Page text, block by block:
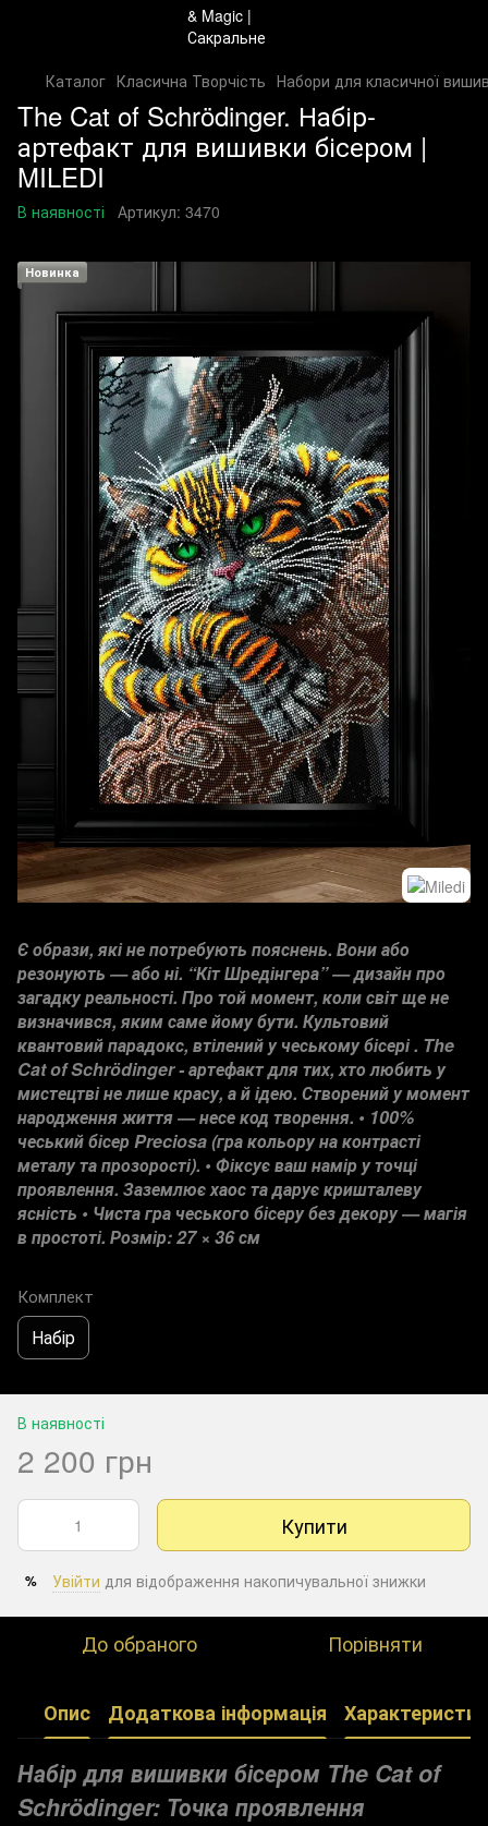
Каталог Класична Творчість Набори для класичної
The Cat of Schrödinger. Набір-
артефакт для вишивки бісером |
MILEDI
В наявності Артикул: 3470
Новинка
Є образи, які не потребують пояснень. Вони або
резонують — або ні. “Кіт Шредінгера” — дизайн про
загадку реальності. Про той момент, коли світ ще не
визначився, яким саме йому бути. Культовий
квантовий парадокс, втілений у чеському бісері . The
Cat of Schrödinger - артефакт для тих, хто любить у
мистецтві не лише красу, а й ідею. Створений у момент
народження життя — несе код творення. • 100%
чеський бісер Preciosa (гра кольору на контрасті
металу та прозорості). • Фіксує ваш намір у точці
проявлення. Заземлює хаос та дарує кришталеву
ясність • Чиста гра чеського бісеру без декору — магія
в простоті. Розмір: 27 × 36 см
Комплект
Набір
В наявності
2 200 грн
Купити
% Увійти для відображення накопичувальної знижки
До обраного Порівняти
Опис Додаткова інформація
Набір для вишивки бісером The Cat of
Schrödinger: Точка проявлення